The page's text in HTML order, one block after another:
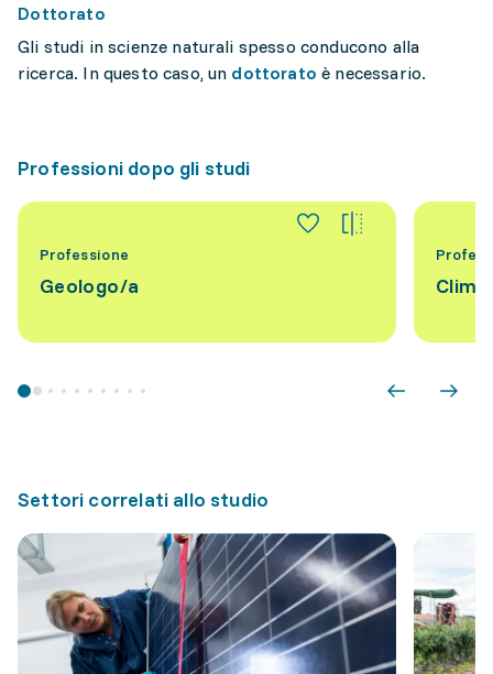
Dottorato
Gli studi in scienze naturali spesso conducono alla
ricerca. In questo caso, un dottorato è necessario.
Professioni dopo gli studi
Professione
Geologo/a
Settori correlati allo studio